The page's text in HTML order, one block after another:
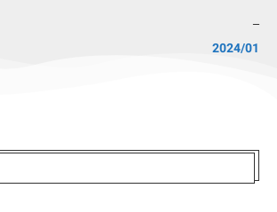
–
2024/01